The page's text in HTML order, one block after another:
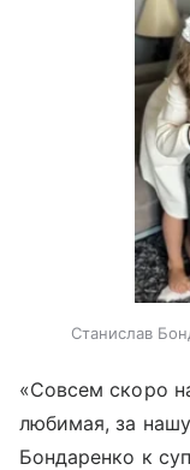
Станислав
«Совсем скоро
любимая, за
Бондаренко к